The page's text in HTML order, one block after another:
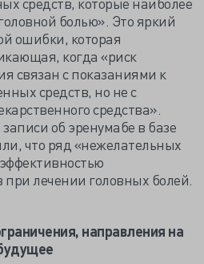
болью». Это яркий
ошибки, которая
когда «риск
связан с показаниями к
средств, но не с
средства».
об эренумабе в базе
что ряд «нежелательных
при лечении головных болей.
направления на